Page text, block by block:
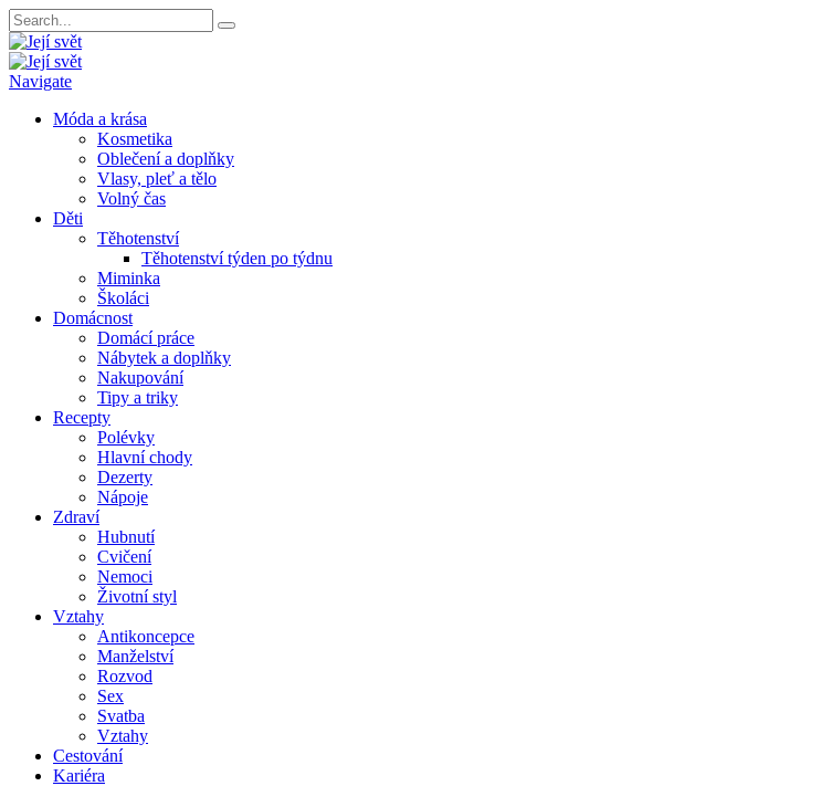
Navigate
Móda a krása
Kosmetika
Oblečení a doplňky
Vlasy, pleť a tělo
Volný čas
Děti
Těhotenství
Těhotenství týden po týdnu
Miminka
Školáci
Domácnost
Domácí práce
Nábytek a doplňky
Nakupování
Tipy a triky
Recepty
Polévky
Hlavní chody
Dezerty
Nápoje
Zdraví
Hubnutí
Cvičení
Nemoci
Životní styl
Vztahy
Antikoncepce
Manželství
Rozvod
Sex
Svatba
Vztahy
Cestování
Kariéra